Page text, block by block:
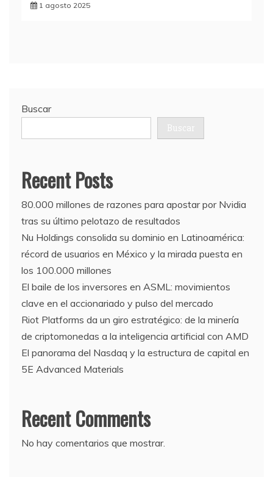
1 agosto 2025
Buscar
Buscar
Recent Posts
80.000 millones de razones para apostar por Nvidia
tras su último pelotazo de resultados
Nu Holdings consolida su dominio en Latinoamérica:
récord de usuarios en México y la mirada puesta en
los 100.000 millones
El baile de los inversores en ASML: movimientos
clave en el accionariado y pulso del mercado
Riot Platforms da un giro estratégico: de la minería
de criptomonedas a la inteligencia artificial con AMD
El panorama del Nasdaq y la estructura de capital en
5E Advanced Materials
Recent Comments
No hay comentarios que mostrar.